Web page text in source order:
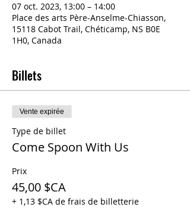
07 oct. 2023, 13:00 – 14:00
Place des arts Père-Anselme-Chiasson,
15118 Cabot Trail, Chéticamp, NS B0E
1H0, Canada
Billets
Vente expirée
Type de billet
Come Spoon With Us
Prix
45,00 $CA
+ 1,13 $CA de frais de billetterie